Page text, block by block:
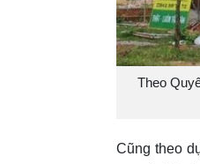
Theo
Cũng theo